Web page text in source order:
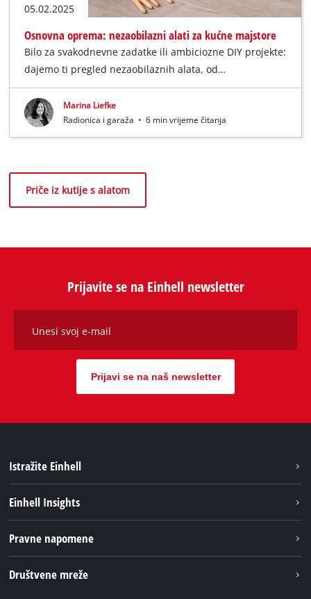
05.02.2025
Osnovna oprema: nezaobilazni alati za kućne majstore
Bilo za svakodnevne zadatke ili ambiciozne DIY projekte:
dajemo ti pregled nezaobilaznih alata, od…
Marina Liefke
Radionica i garaža • 6 min vrijeme čitanja
Priče iz kutije s alatom
Prijavite se na Einhell newsletter
Unesi svoj e-mail
Prijavi se na naš newsletter
Istražite Einhell
Einhell Insights
Karijera
Pravne napomene
Društvene mreže